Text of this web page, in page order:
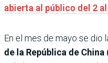
abierta al público del 2
En el mes de mayo se dio
de la República de China